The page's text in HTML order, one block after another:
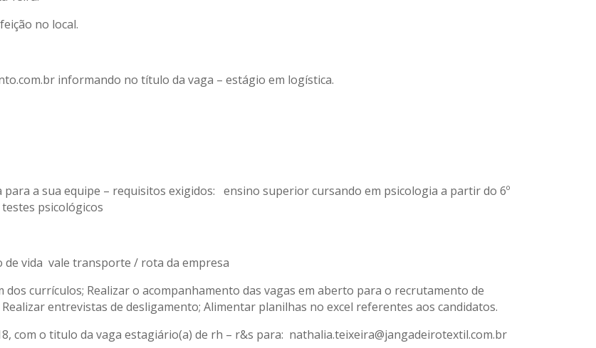
no local.
informando no título da vaga – estágio em logística.
a sua equipe – requisitos exigidos: ensino superior cursando em psicologia a partir do 6º
psicológicos
de vida vale transporte / rota da empresa
currículos; Realizar o acompanhamento das vagas em aberto para o recrutamento de
entrevistas de desligamento; Alimentar planilhas no excel referentes aos candidatos.
com o titulo da vaga estagiário(a) de rh – r&s para: nathalia.teixeira@jangadeirotextil.com.br